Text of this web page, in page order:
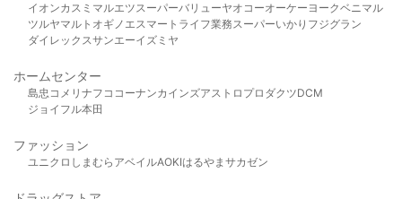
イオンカスミ マルエツスーパーバリューヤオコーオーケー ヨークベニマル
ツルヤマルト オギノ エスマート ライフ業務スーパーいかり フジグラン
ダイレックスサンエーイズミヤ
ホームセンター
島忠 コメリ ナフコ コーナンカインズアストロプロダクツDCM
ジョイフル本田
ファッション
ユニクロ しまむら アベイルAOKIはるやま サカゼン